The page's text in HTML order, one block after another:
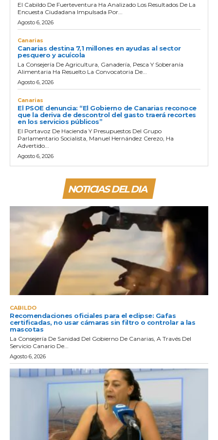
El Cabildo De Fuerteventura Ha Analizado Los Resultados De La
Encuesta Ciudadana Impulsada Por...
Agosto 6, 2026
Canarias
Canarias destina 7,1 millones en ayudas al sector
pesquero y acuícola
La Consejería De Agricultura, Ganadería, Pesca Y Soberanía
Alimentaria Ha Resuelto La Convocatoria De...
Agosto 6, 2026
Canarias
El PSOE denuncia: “El Gobierno de Canarias reconoce
que la deriva de descontrol del gasto traerá recortes
en los servicios públicos”
El Portavoz De Hacienda Y Presupuestos Del Grupo
Parlamentario Socialista, Manuel Hernández Cerezo, Ha
Advertido...
Agosto 6, 2026
NOTICIAS DEL DIA
CABILDO
Recomendaciones oficiales para el eclipse: Gafas
certificadas, no usar cámaras sin filtro o controlar a las
mascotas
La Consejería De Sanidad Del Gobierno De Canarias, A Través Del
Servicio Canario De...
Agosto 6, 2026